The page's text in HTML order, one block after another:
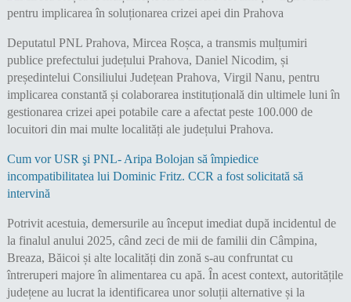
Deputatul PNL Prahova, Mircea Roșca, a transmis mulțumiri
publice prefectului județului Prahova, Daniel Nicodim, și
președintelui Consiliului Județean Prahova, Virgil Nanu, pentru
implicarea constantă și colaborarea instituțională din ultimele luni în
gestionarea crizei apei potabile care a afectat peste 100.000 de
locuitori din mai multe localități ale județului Prahova.
Cum vor USR şi PNL- Aripa Bolojan să împiedice
incompatibilitatea lui Dominic Fritz. CCR a fost solicitată să
intervină
Potrivit acestuia, demersurile au început imediat după incidentul de
la finalul anului 2025, când zeci de mii de familii din Câmpina,
Breaza, Băicoi și alte localități din zonă s-au confruntat cu
întreruperi majore în alimentarea cu apă. În acest context, autoritățile
județene au lucrat la identificarea unor soluții alternative și la